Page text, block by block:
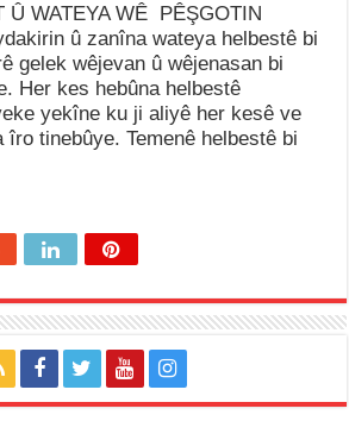
Û WATEYA WÊ PÊŞGOTIN
û zanîna wateya helbestê bi
gelek wêjevan û wêjenasan bi
Her kes hebûna helbestê
yekîne ku ji aliyê her kesê ve
îro tinebûye. Temenê helbestê bi